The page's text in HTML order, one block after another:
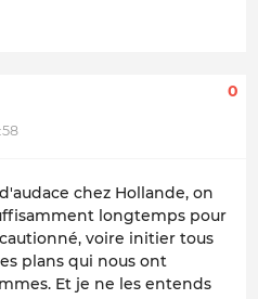
0
chez Hollande, on
longtemps pour
voire initier tous
plans qui nous ont
Et je ne les entends